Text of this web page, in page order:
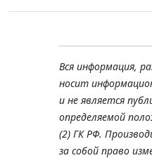
Вся информация,
носит
и не является
определяемой
(2) ГК РФ.
за собой право